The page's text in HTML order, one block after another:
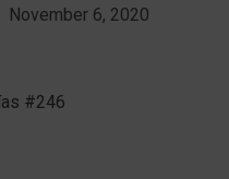
November 6, 2020